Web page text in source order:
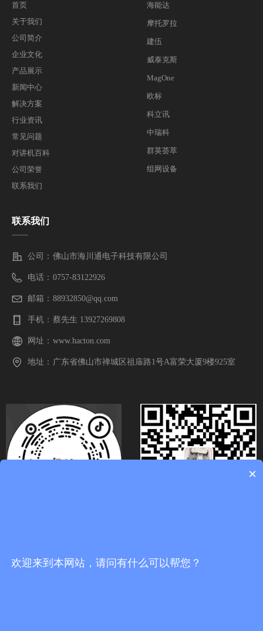
首页
关于我们
公司简介
企业文化
产品展示
新闻中心
解决方案
行业资讯
常见问题
对讲机百科
公司荣誉
联系我们
海能达
摩托罗拉
建伍
威泰克斯
MagOne
欧标
科立讯
中瑞科
群英荟萃
组网设备
联系我们
——
公司： 佛山市海川通电子科技有限公司
电话： 0757-83122926
邮箱： 88932850@qq.com
手机： 蔡先生 13927269808
网址： www.hacton.com
地址： 广东省佛山市禅城区祖庙路1号A富荣大厦9楼925室
×
欢迎来到本网站，请问有什么可以帮您？